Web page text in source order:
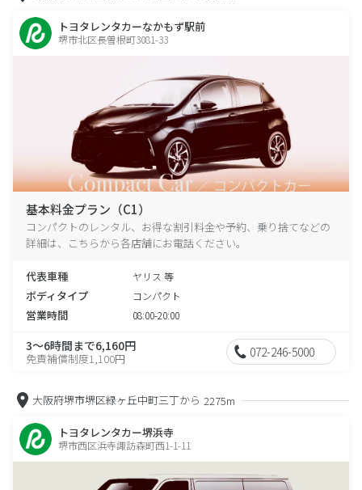
トヨタレンタカーなかもず駅前
堺市北区長曽根町3081-33
基本料金プラン（C1）
コンパクトのレンタル、お得な割引料金や予約、乗り捨てなどの
詳細は、こちらから各店舗にお電話ください。
代表車種 ヤリス 等
ボディタイプ コンパクト
営業時間 08:00-20:00
3～6時間まで6,160円
免責補償制度1,100円 072-246-5000
大阪府堺市堺区緑ヶ丘中町三丁から 2275m
トヨタレンタカー堺浜寺
堺市西区浜寺諏訪森町西1-1-11